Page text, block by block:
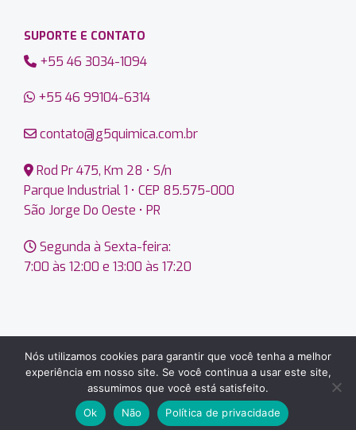
SUPORTE E CONTATO
+55 46 3034-1094
+55 46 99104-6314
contato@g5quimica.com.br
Rod Pr 475, Km 28 • S/n
Parque Industrial 1 • CEP 85.575-000
São Jorge Do Oeste • PR
Segunda à Sexta-feira:
7:00 às 12:00 e 13:00 às 17:20
Copyright 2026 © G5 Indústria Química • CNPJ
13.976.040/0001-15 • São Jorge Do Oeste.PR
Nós utilizamos cookies para garantir que você tenha a melhor
experiência em nosso site. Se você continua a usar este site,
assumimos que você está satisfeito.
Ok
Não Política de privacidade